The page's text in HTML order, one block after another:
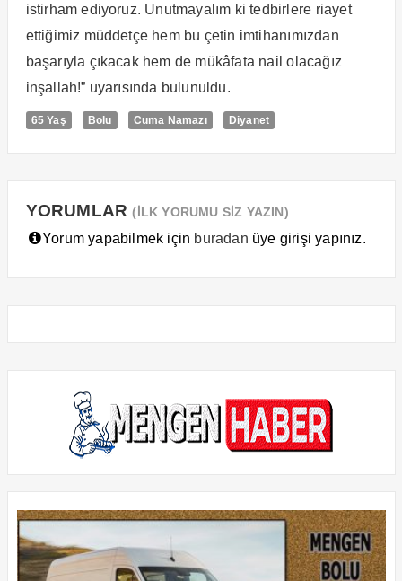
istirham ediyoruz. Unutmayalım ki tedbirlere riayet
ettiğimiz müddetçe hem bu çetin imtihanımızdan
başarıyla çıkacak hem de mükâfata nail olacağız
inşallah!” uyarısında bulunuldu.
65 Yaş Bolu Cuma Namazı Diyanet
YORUMLAR(İLK YORUMU SİZ YAZIN)
Yorum yapabilmek için buradan üye girişi yapınız.